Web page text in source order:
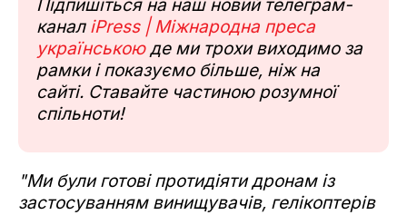
Підпишіться на наш новий телеграм-
канал iPress | Міжнародна преса
українськоюде ми трохи виходимо за
рамки і показуємо більше, ніж на
сайті. Ставайте частиною розумної
спільноти!
"Ми були готові протидіяти дронам із
застосуванням винищувачів, гелікоптерів